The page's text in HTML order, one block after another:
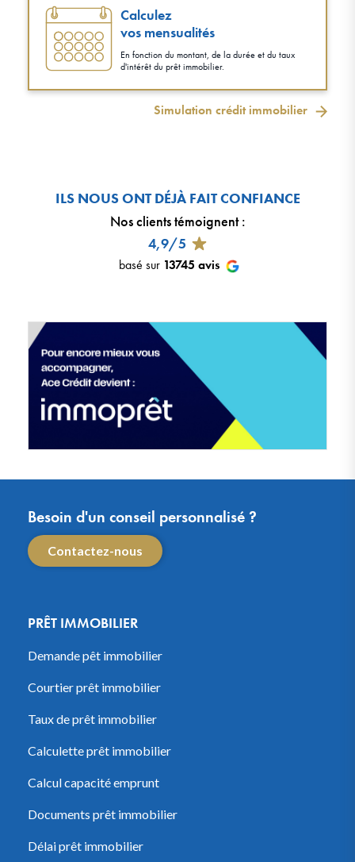
Calculez
vos mensualités
En fonction du montant, de la durée et du taux
d'intérêt du prêt immobilier.
Simulation crédit immobilier
ILS NOUS ONT DÉJÀ FAIT CONFIANCE
Nos clients témoignent:
4,9/5
basé sur 13745 avis
Besoin d'un conseil personnalisé ?
Contactez-nous
PRÊT IMMOBILIER
Demande pêt immobilier
Courtier prêt immobilier
Taux de prêt immobilier
Calculette prêt immobilier
Calcul capacité emprunt
Documents prêt immobilier
Délai prêt immobilier